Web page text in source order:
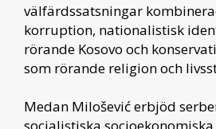
välfärdssatsningar
korruption, nationalistisk
rörande Kosovo och
som rörande religion och
Medan Milošević erbjöd